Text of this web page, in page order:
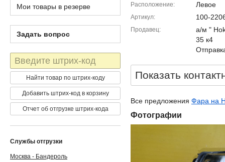
Расположение Левое
Артикул 100-
Продавец
а/м "
35 к4
Показать
Все предложения Фара на
Фотографии
Мои товары в резерве
Задать вопрос
Штрих-
код
Найти товар по штрих-коду
Добавить штрих-код в корзину
Отчет об отгрузке штрих-кода
Службы отгрузки
Москва - Бандероль